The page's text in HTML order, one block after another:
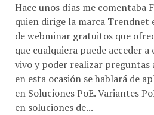
Hace unos días me comentaba
quien dirige la marca Trendnet
de webminar gratuitos que
que cualquiera puede acceder
vivo y poder realizar preguntas
en esta ocasión se hablará de
en Soluciones PoE. Variantes
en soluciones de...